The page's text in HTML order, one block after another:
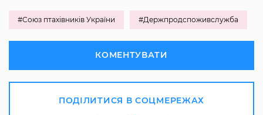
#Союз птахівників України #Держпродспоживслужба
КОМЕНТУВАТИ
ПОДІЛИТИСЯ В СОЦМЕРЕЖАХ